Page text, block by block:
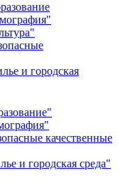
и городская
качественные
и городская среда"